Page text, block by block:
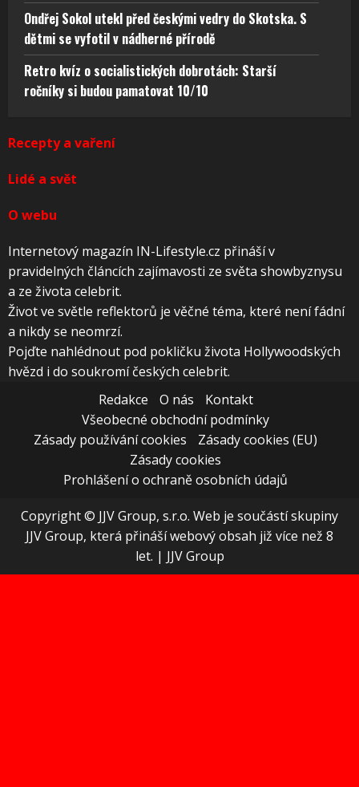
Ondřej Sokol utekl před českými vedry do Skotska. S
dětmi se vyfotil v nádherné přírodě
Retro kvíz o socialistických dobrotách: Starší
ročníky si budou pamatovat 10/10
Recepty a vaření
Lidé a svět
O webu
Internetový magazín IN-Lifestyle.cz přináší v
pravidelných článcích zajímavosti ze světa showbyznysu
a ze života celebrit.
Život ve světle reflektorů je věčné téma, které není fádní
a nikdy se neomrzí.
Pojďte nahlédnout pod pokličku života Hollywoodských
hvězd i do soukromí českých celebrit.
Redakce
O nás
Kontakt
Všeobecné obchodní podmínky
Zásady používání cookies
Zásady cookies (EU)
Zásady cookies
Prohlášení o ochraně osobních údajů
Copyright © JJV Group, s.r.o. Web je součástí skupiny
JJV Group, která přináší webový obsah již více než 8
let. | JJV Group